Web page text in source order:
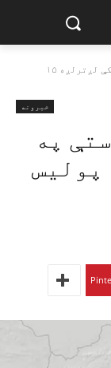
په بنو کې پر یوې پوستې په برید کې لږترلږه ۱۵
خبرونه
په
برید کې لږترلږه ۱۵ پولیس